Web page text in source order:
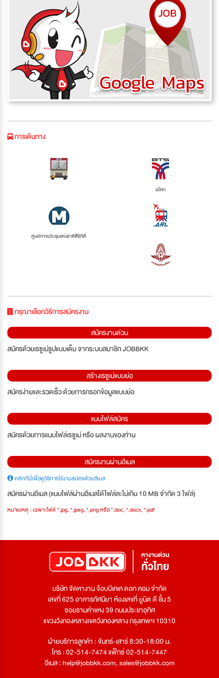
การเดินทาง
อโศก
ศูนย์การประชุมแห่งชาติสิริกิติ์
กรุณาเลือกวิธีการสมัครงาน
สมัครงานด่วน
สมัครด้วยเรซูเม่รูปแบบเต็ม จากระบบสมาชิก JOBBKK
สร้างเรซูเม่แบบย่อ
สมัครง่ายและรวดเร็ว ด้วยการกรอกข้อมูลแบบย่อ
แนบไฟล์สมัคร
สมัครด้วยการแนบไฟล์เรซูเม่ หรือ ผลงานของท่าน
สมัครงานผ่านอีเมล
คลิกที่นี่เพื่อดูวิธีการใช้งานสมัครด้วยอีเมล
สมัครผ่านอีเมล (แนบไฟล์ผ่านอีเมลได้ไฟล์ละไม่เกิน 10 MB จำกัด 3 ไฟล์)
หมายเหตุ : เฉพาะไฟล์ *.jpg, *.jpeg, *.png หรือ *.doc, *.docx, *.pdf
บริษัท จัดหางาน จ๊อบบีเคเค ดอท คอม จำกัด
เลขที่ 625 อาคารทัศนียา ห้องเลขที่ ยูนิต ดี ชั้น 5
ซอยรามคำแหง 39 ถนนประชาอุทิศ
แขวงวังทองหลางเขตวังทองหลาง กรุงเทพฯ 10310
ฝ่ายบริการลูกค้า : จันทร์-เสาร์ 8:30-18:00 น.
โทร : 02-514-7474 แฟ็กซ์ 02-514-7447
อีเมล :help@jobbkk.com,sales@jobbkk.com